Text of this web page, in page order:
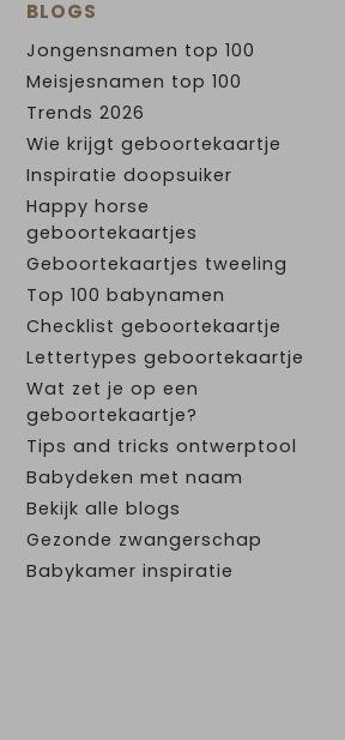
BLOGS
Jongensnamen top 100
Meisjesnamen top 100
Trends 2026
Wie krijgt geboortekaartje
Inspiratie doopsuiker
Happy horse
geboortekaartjes
Geboortekaartjes tweeling
Top 100 babynamen
Checklist geboortekaartje
Lettertypes geboortekaartje
Wat zet je op een
geboortekaartje?
Tips and tricks ontwerptool
Babydeken met naam
Bekijk alle blogs
Gezonde zwangerschap
Babykamer inspiratie